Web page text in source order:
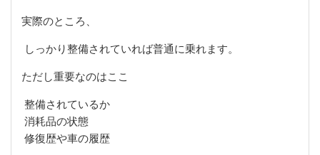
実際のところ、
しっかり整備されていれば普通に乗れます。
ただし重要なのはここ
整備されているか
消耗品の状態
修復歴や車の履歴